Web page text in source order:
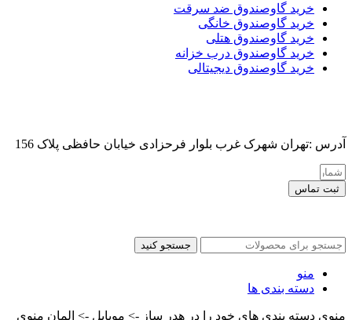
خرید گاوصندوق ضد سرقت
خرید گاوصندوق خانگی
خرید گاوصندوق هتلی
خرید گاوصندوق درب خزانه
خرید گاوصندوق دیجیتالی
آدرس :تهران شهرک غرب بلوار فرحزادی خیابان حافظی پلاک 156
ثبت تماس
جستجو کنید
منو
دسته بندی ها
منوی دسته بندی های خود را در هدر ساز -> موبایل -> المان منوی